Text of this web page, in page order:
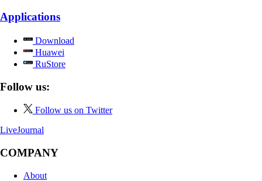
Applications
Download
Huawei
RuStore
Follow us:
Follow us on Twitter
LiveJournal
COMPANY
About